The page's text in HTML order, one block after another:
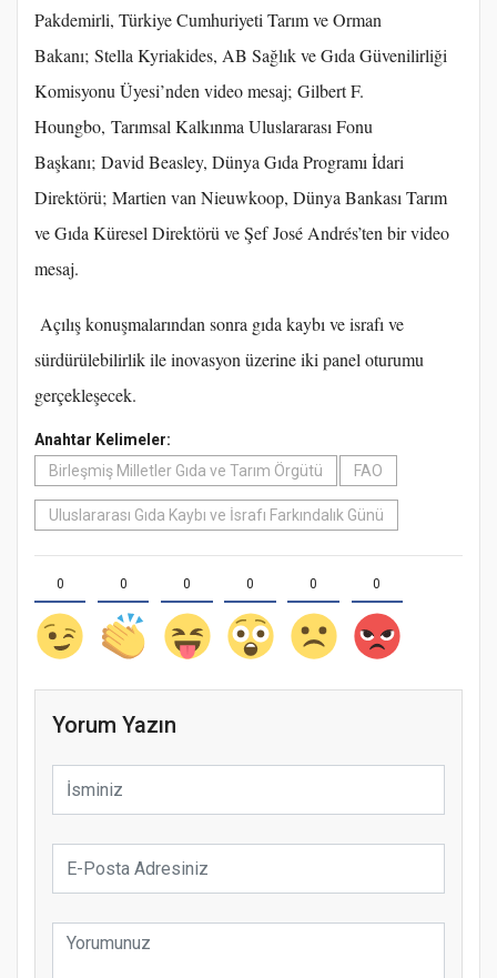
Pakdemirli, Türkiye Cumhuriyeti Tarım ve Orman
Bakanı; Stella Kyriakides, AB Sağlık ve Gıda Güvenilirliği
Komisyonu Üyesi’nden video mesaj; Gilbert F.
Houngbo, Tarımsal Kalkınma Uluslararası Fonu
Başkanı; David Beasley, Dünya Gıda Programı İdari
Direktörü; Martien van Nieuwkoop, Dünya Bankası Tarım
ve Gıda Küresel Direktörü ve Şef José Andrés’ten bir video
mesaj.
Açılış konuşmalarından sonra gıda kaybı ve israfı ve
sürdürülebilirlik ile inovasyon üzerine iki panel oturumu
gerçekleşecek.
Anahtar Kelimeler:
Birleşmiş Milletler Gıda ve Tarım Örgütü
FAO
Uluslararası Gıda Kaybı ve İsrafı Farkındalık Günü
0 0 0 0 0 0
Yorum Yazın